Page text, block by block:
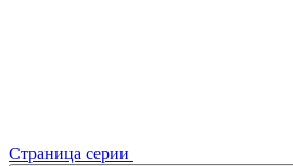
Страница серии